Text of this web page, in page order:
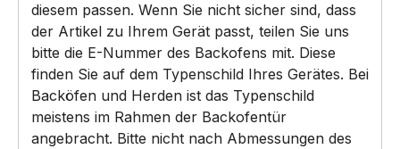
diesem passen. Wenn Sie nicht sicher sind, dass
der Artikel zu Ihrem Gerät passt, teilen Sie uns
bitte die E-Nummer des Backofens mit. Diese
finden Sie auf dem Typenschild Ihres Gerätes. Bei
Backöfen und Herden ist das Typenschild
meistens im Rahmen der Backofentür
angebracht. Bitte nicht nach Abmessungen des